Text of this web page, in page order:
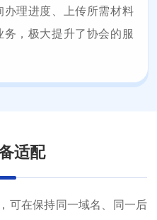
办理进度、上传所需材料
，极大提升了协会的服
适配
可在保持同一域名、同一后